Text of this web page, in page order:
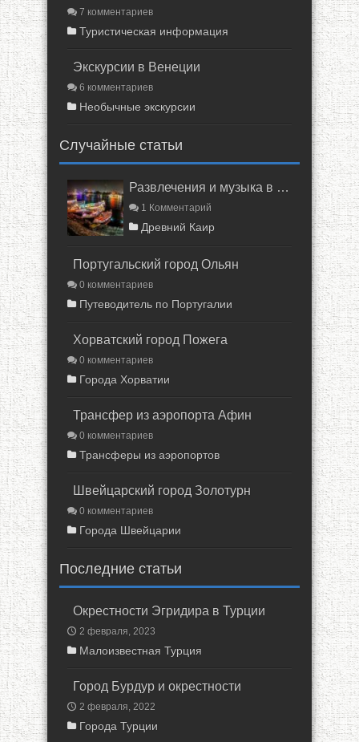
7 комментариев
Туристическая информация
Экскурсии в Венеции
6 комментариев
Необычные экскурсии
Случайные статьи
Развлечения и музыка в Каире
1 Комментарий
Древний Каир
Португальский город Ольян
0 комментариев
Путеводитель по Португалии
Хорватский город Пожега
0 комментариев
Города Хорватии
Трансфер из аэропорта Афин
0 комментариев
Трансферы из аэропортов
Швейцарский город Золотурн
0 комментариев
Города Швейцарии
Последние статьи
Окрестности Эгридира в Турции
2 февраля, 2023
Малоизвестная Турция
Город Бурдур и окрестности
2 февраля, 2022
Города Турции